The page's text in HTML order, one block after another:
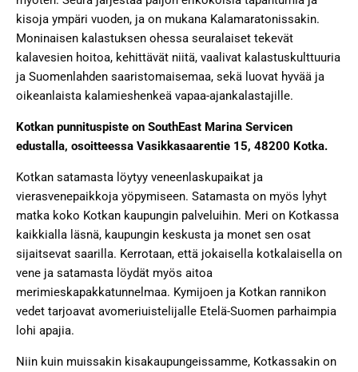
kisoja ympäri vuoden, ja on mukana Kalamaratonissakin.
Moninaisen kalastuksen ohessa seuralaiset tekevät
kalavesien hoitoa, kehittävät niitä, vaalivat kalastuskulttuuria
ja Suomenlahden saaristomaisemaa, sekä luovat hyvää ja
oikeanlaista kalamieshenkeä vapaa-ajankalastajille.
Kotkan punnituspiste on SouthEast Marina Servicen
edustalla, osoitteessa Vasikkasaarentie 15, 48200 Kotka.
Kotkan satamasta löytyy veneenlaskupaikat ja
vierasvenepaikkoja yöpymiseen. Satamasta on myös lyhyt
matka koko Kotkan kaupungin palveluihin. Meri on Kotkassa
kaikkialla läsnä, kaupungin keskusta ja monet sen osat
sijaitsevat saarilla. Kerrotaan, että jokaisella kotkalaisella on
vene ja satamasta löydät myös aitoa
merimieskapakkatunnelmaa. Kymijoen ja Kotkan rannikon
vedet tarjoavat avomeriuistelijalle Etelä-Suomen parhaimpia
lohi apajia.
Niin kuin muissakin kisakaupungeissamme, Kotkassakin on